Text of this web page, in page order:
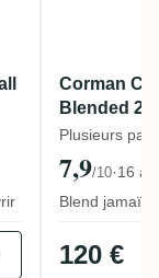
Corman
Blended
Plusieurs
7,9/10·16
Blend
120 €